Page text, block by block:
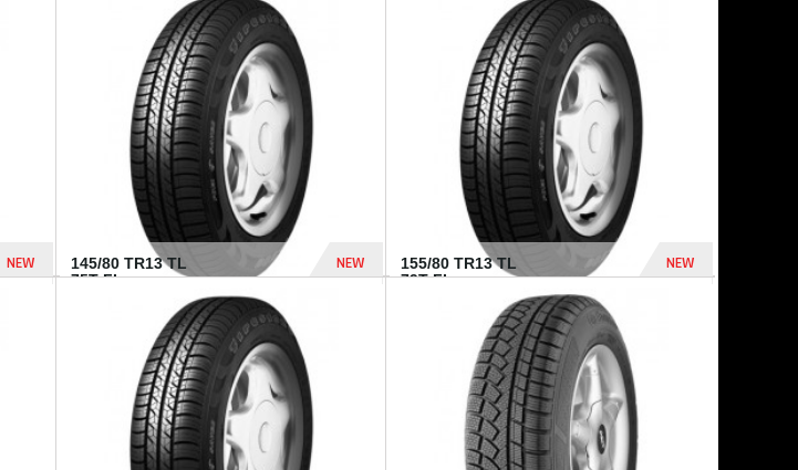
448 Dhs
NEW
145/80 TR13 TL
75T FI...
NEW
155/80 TR13 TL
79T FI...
NEW